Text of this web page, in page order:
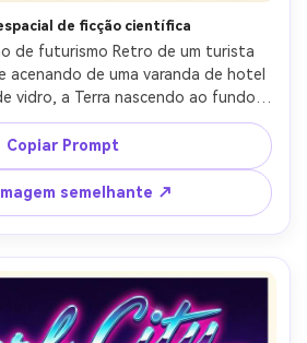
de ficção científica
de futurismo Retro de um turista
de uma varanda de hotel
vidro, a Terra nascendo ao fundo,
como ícones gráficos simples,
pelo sol, campo de estrelas com
de água, magenta e creme, grão
sangramento de tinta, área de
como um anúncio de viagem
limpo, humor otimista da era
dos anos 1960-AR 4:5
Copiar Prompt
semelhante ↗